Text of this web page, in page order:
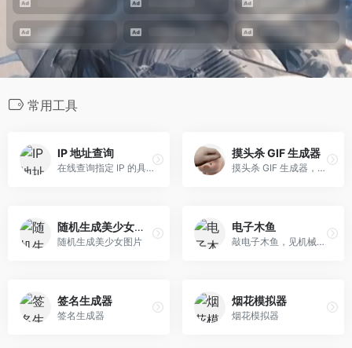
常用工具
IP 地址查询
在线查询指定 IP 的具体信息
摸头杀 GIF 生成器
摸头杀 GIF 生成器，万物皆可摸头
随机生成美少女图片
随机生成美少女图片
电子木鱼
敲电子木鱼，见机械佛祖，得赛博真经
签名生成器
签名生成器
烟花模拟器
烟花模拟器